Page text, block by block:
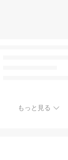
もっと見る